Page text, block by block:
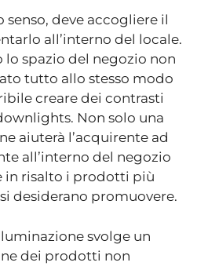
senso, deve accogliere il
all’interno del locale.
lo spazio del negozio non
tutto allo stesso modo
creare dei contrasti
Non solo una
aiuterà l’acquirente ad
all’interno del negozio
in risalto i prodotti più
desiderano promuovere.
svolge un
dei prodotti non